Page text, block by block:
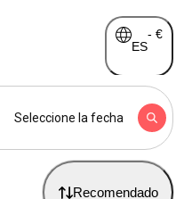
ES
- €
Seleccione la fecha
Recomendado